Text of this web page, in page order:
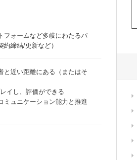
フォームなど多岐にわたるパ
締結/更新など）
と近い距離にある（またはそ
イし、評価ができる
ミュニケーション能力と推進